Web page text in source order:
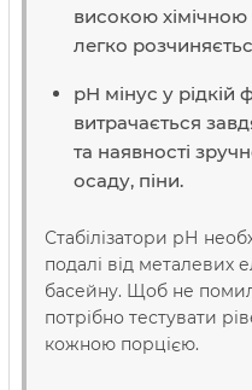
високою хімічною
легко
рН мінус у рідкій
витрачається
та наявності
осаду, піни.
Стабілізатори рН
подалі від металевих
басейну. Щоб не
потрібно тестувати
кожною порцією.